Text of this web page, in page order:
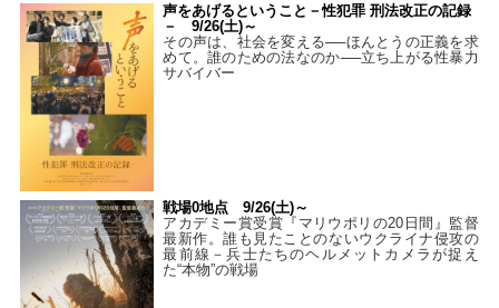
声をあげるということ－性犯罪 刑法改正の記録
－ 9/26(土)～
その声は、社会を変える──ほんとうの正義を求
めて。誰のための法なのか──立ち上がる性暴力
サバイバー
戦場0地点 9/26(土)～
アカデミー賞受賞『マリウポリの20日間』監督
最新作。誰も見たことのないウクライナ侵攻の
最前線－兵士たちのヘルメットカメラが捉え
た“本物”の戦場